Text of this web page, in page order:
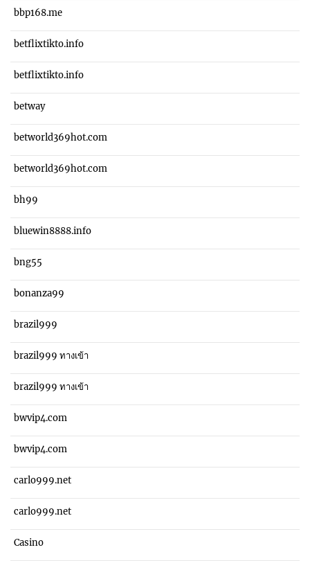
bbp168.me
betflixtikto.info
betflixtikto.info
betway
betworld369hot.com
betworld369hot.com
bh99
bluewin8888.info
bng55
bonanza99
brazil999
brazil999 ทางเข้า
brazil999 ทางเข้า
bwvip4.com
bwvip4.com
carlo999.net
carlo999.net
Casino